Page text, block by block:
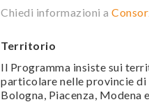
Chiedi informazioni a
Territorio
Il Programma insiste sui
particolare nelle provincie di
Bologna, Piacenza, Modena